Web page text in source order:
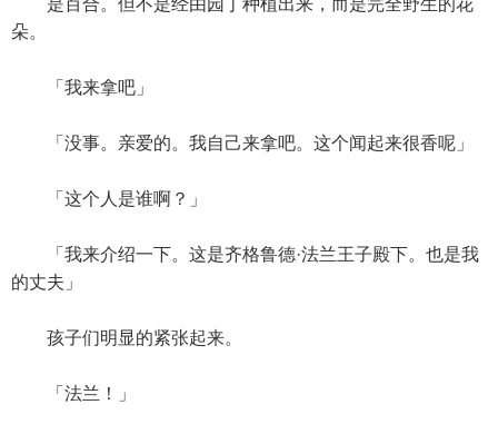
是百合。但不是经由园丁种植出来，而是完全野生的花
朵。
「我来拿吧」
「没事。亲爱的。我自己来拿吧。这个闻起来很香呢」
「这个人是谁啊？」
「我来介绍一下。这是齐格鲁德·法兰王子殿下。也是我
的丈夫」
孩子们明显的紧张起来。
「法兰！」